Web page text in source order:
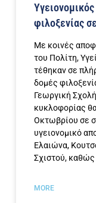
φιλοξενίας
Με κοινές
του Πολίτη,
τέθηκαν σε
δομές
Γεωργική
κυκλοφορίας
Οκτωβρίου σε
υγειονομικό
Ελαιώνα,
Σχιστού, καθώς
MORE